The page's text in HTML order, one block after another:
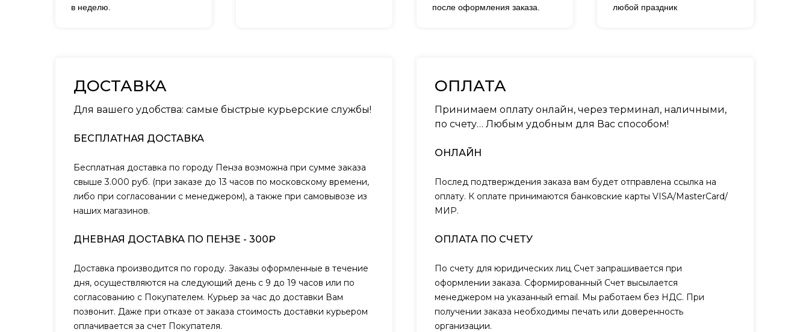
после оформления заказа.
в неделю.
любой праздник
ДОСТАВКА
Для вашего удобства: самые быстрые курьерские службы!
БЕСПЛАТНАЯ ДОСТАВКА
Бесплатная доставка по городу Пенза возможна при сумме заказа
свыше 3.000 руб. (при заказе до 13 часов по московскому времени,
либо при согласовании с менеджером), а также при самовывозе из
наших магазинов.
ДНЕВНАЯ ДОСТАВКА ПО ПЕНЗЕ - 300₽
Доставка производится по городу. Заказы оформленные в течение
дня, осуществляются на следующий день с 9 до 19 часов или по
согласованию с Покупателем. Курьер за час до доставки Вам
позвонит. Даже при отказе от заказа стоимость доставки курьером
оплачивается за счет Покупателя.
ОПЛАТА
Принимаем оплату онлайн, через терминал, наличными,
по счету… Любым удобным для Вас способом!
ОНЛАЙН
Послед подтверждения заказа вам будет отправлена ссылка на
оплату. К оплате принимаются банковские карты VISA/MasterCard/
МИР.
ОПЛАТА ПО СЧЕТУ
По счету для юридических лиц Счет запрашивается при
оформлении заказа. Сформированный Счет высылается
менеджером на указанный email. Мы работаем без НДС. При
получении заказа необходимы печать или доверенность
организации.